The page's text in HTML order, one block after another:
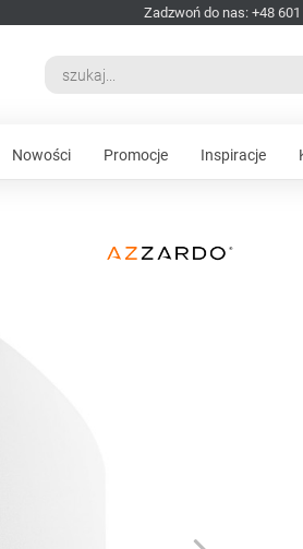
Zadzwoń do nas: +48 601
Nowości Promocje Inspiracje